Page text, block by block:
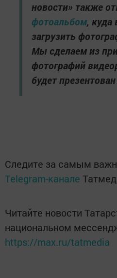
новости» также
фотоальбом,
загрузить
Мы сделаем из
фотографий
будет
Следите за самым
Telegram-канале
Читайте новости
национальном
https://max.ru/tatmedia